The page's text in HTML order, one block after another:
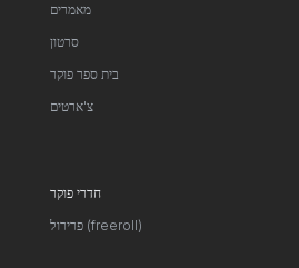
מאמרים
סרטון
בית ספר פוקר
צ'ארטים
חדרי פוקר
פרירול (freeroll)